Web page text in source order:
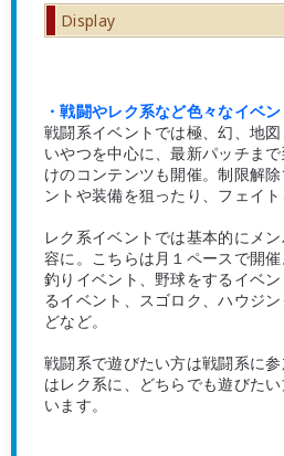
Display
・戦闘やレク系など色々なイベ
戦闘系イベントでは極、幻、地
いやつを中心に、最新パッチま
けのコンテンツも開催。制限解
ントや装備を狙ったり、フェイト
レク系イベントでは基本的にメ
容に。こちらは月１ペースで開催
釣りイベント、野球をするイベ
るイベント、スゴロク、ハウジ
どなど。
戦闘系で遊びたい方は戦闘系に
はレク系に、どちらでも遊びた
います。